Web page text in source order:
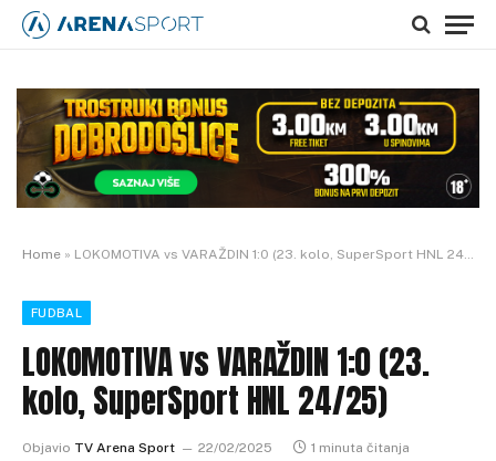
Home » LOKOMOTIVA vs VARAŽDIN 1:0 (23. kolo, SuperSport HNL 24/25)
FUDBAL
LOKOMOTIVA vs VARAŽDIN 1:0 (23.
kolo, SuperSport HNL 24/25)
Objavio TV Arena Sport 22/02/2025 1 minuta čitanja